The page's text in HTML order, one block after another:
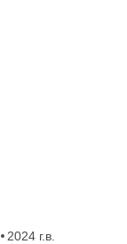
2024 г.в.